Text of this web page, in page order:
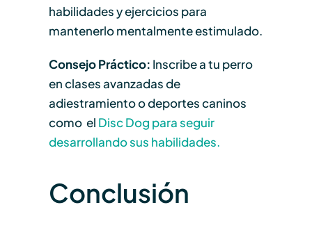
habilidades y ejercicios para
mantenerlo mentalmente estimulado.
Consejo Práctico: Inscribe a tu perro
en clases avanzadas de
adiestramiento o deportes caninos
como el Disc Dog para seguir
desarrollando sus habilidades.
Conclusión